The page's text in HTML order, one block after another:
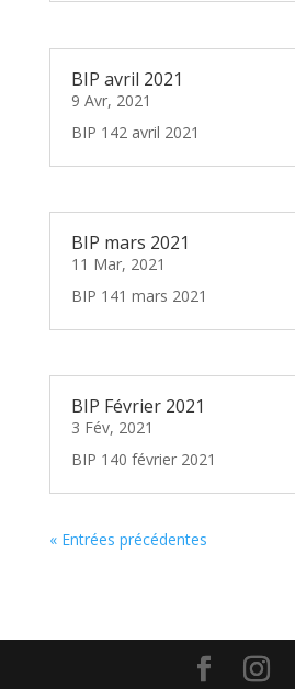
BIP avril 2021
9 Avr, 2021
BIP 142 avril 2021
BIP mars 2021
11 Mar, 2021
BIP 141 mars 2021
BIP Février 2021
3 Fév, 2021
BIP 140 février 2021
« Entrées précédentes